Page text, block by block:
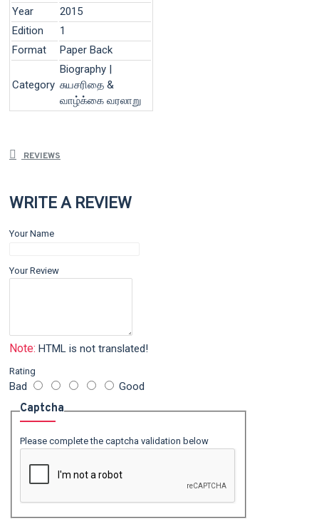
Year
2015
Edition
1
Format
Paper Back
Category
Biography |
சுயசரிதை &
வாழ்க்கை வரலாறு
REVIEWS
WRITE A REVIEW
Your Name
Your Review
Note: HTML is not translated!
Rating
Bad Good
Captcha
Please complete the captcha validation below